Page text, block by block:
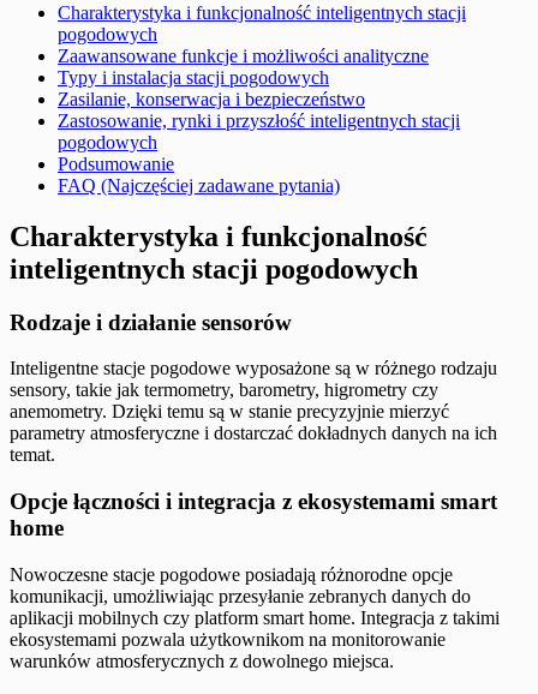
Charakterystyka i funkcjonalność inteligentnych stacji
pogodowych
Zaawansowane funkcje i możliwości analityczne
Typy i instalacja stacji pogodowych
Zasilanie, konserwacja i bezpieczeństwo
Zastosowanie, rynki i przyszłość inteligentnych stacji
pogodowych
Podsumowanie
FAQ (Najczęściej zadawane pytania)
Charakterystyka i funkcjonalność
inteligentnych stacji pogodowych
Rodzaje i działanie sensorów
Inteligentne stacje pogodowe wyposażone są w różnego rodzaju
sensory, takie jak termometry, barometry, higrometry czy
anemometry. Dzięki temu są w stanie precyzyjnie mierzyć
parametry atmosferyczne i dostarczać dokładnych danych na ich
temat.
Opcje łączności i integracja z ekosystemami smart
home
Nowoczesne stacje pogodowe posiadają różnorodne opcje
komunikacji, umożliwiając przesyłanie zebranych danych do
aplikacji mobilnych czy platform smart home. Integracja z takimi
ekosystemami pozwala użytkownikom na monitorowanie
warunków atmosferycznych z dowolnego miejsca.